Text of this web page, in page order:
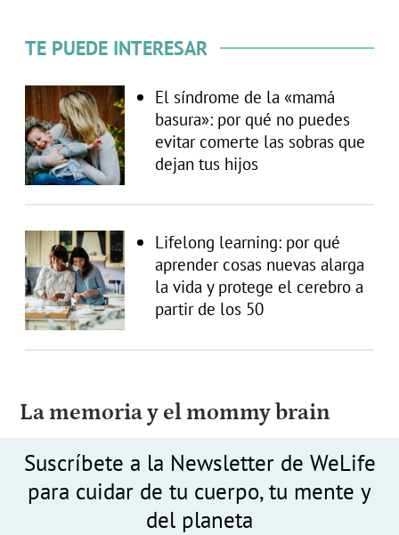
TE PUEDE INTERESAR
El síndrome de la «mamá
basura»: por qué no puedes
evitar comerte las sobras que
dejan tus hijos
Lifelong learning: por qué
aprender cosas nuevas alarga
la vida y protege el cerebro a
partir de los 50
La memoria y el mommy brain
Suscríbete a la Newsletter de WeLife
para cuidar de tu cuerpo, tu mente y
del planeta